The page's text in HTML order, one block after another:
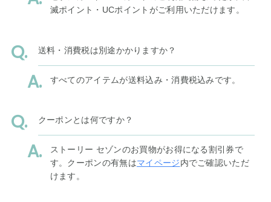
滅ポイント・UCポイントがご利用いただけます。
送料・消費税は別途かかりますか？
すべてのアイテムが送料込み・消費税込みです。
クーポンとは何ですか？
ストーリー セゾンのお買物がお得になる割引券で
す。クーポンの有無はマイページ内でご確認いただ
けます。